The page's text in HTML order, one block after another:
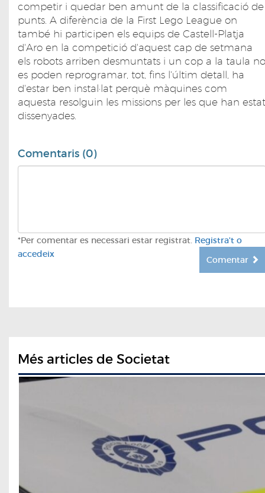
competir i quedar ben amunt de la classificació de
punts. A diferència de la First Lego League on
també hi participen els equips de Castell-Platja
d'Aro en la competició d'aquest cap de setmana
els robots arriben desmuntats i un cop a la taula no
es poden reprogramar, tot, fins l'últim detall, ha
d'estar ben instal·lat perquè màquines com
aquesta resolguin les missions per les que han estat
dissenyades.
Comentaris (0)
*Per comentar es necessari estar registrat. Registra't o
accedeix
Comentar
Més articles de Societat